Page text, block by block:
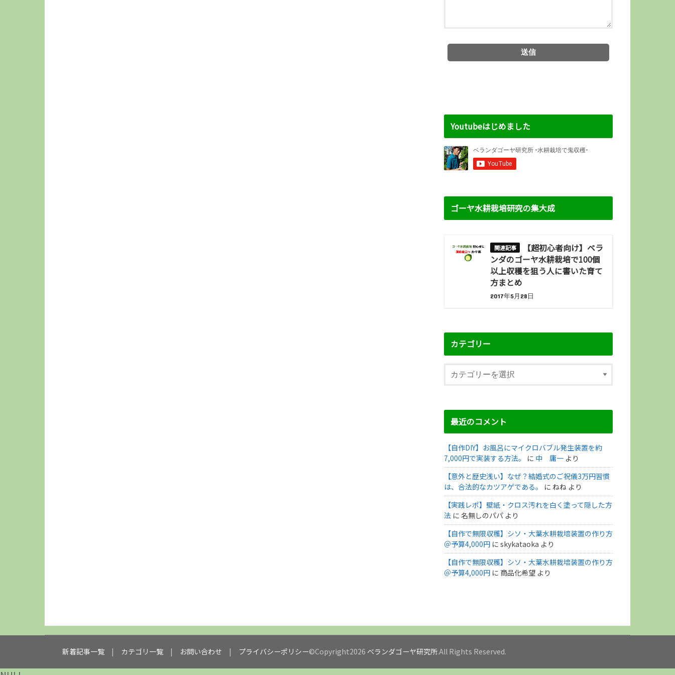
Youtubeはじめました
ゴーヤ水耕栽培研究の集大成
【超初心者向け】ベラ
ンダのゴーヤ水耕栽培で100個
以上収穫を狙う人に書いた育て
方まとめ
2017年5月28日
カテゴリー
最近のコメント
【自作DIY】お風呂にマイクロバブル発生装置を約
7,000円で実装する方法。
に 中 庸一 より
【意外と歴史浅い】なぜ？結婚式のご祝儀3万円習慣
は、合法的なカツアゲである。
に ねね より
【実践レポ】壁紙・クロス汚れを白く塗って隠した方
法 に 名無しのパパ より
【自作で無限収穫】シソ・大葉水耕栽培装置の作り方
＠予算4,000円 に skykataoka より
【自作で無限収穫】シソ・大葉水耕栽培装置の作り方
＠予算4,000円 に 商品化希望 より
新着記事一覧 カテゴリ一覧 お問い合わせ プライバシーポリシー©Copyright2026 ベランダゴーヤ研究所.All Rights Reserved.